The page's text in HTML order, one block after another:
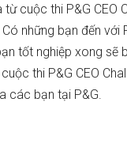
cuộc thi P&G CEO
những bạn đến
tốt nghiệp xong sẽ
thi P&G CEO
các bạn tại P&G.